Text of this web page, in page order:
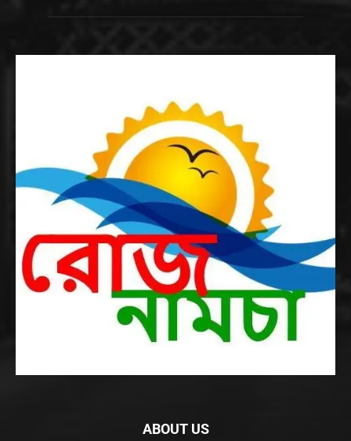
ABOUT US